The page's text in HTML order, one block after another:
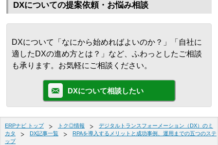
DXについての提案依頼・お悩み相談
DXについて「なにから始めればよいのか？」「自社に
適したDXの進め方とは？」など、ふわっとしたご相談
も承ります。お気軽にご相談ください。
DXについて相談したい
ERPナビ トップ トク◎情報
デジタルトランスフォーメーション（DX）のミ
カタ
DX記事一覧
RPAを導入するメリットと成功事例、運用までの五つのステ
ップ